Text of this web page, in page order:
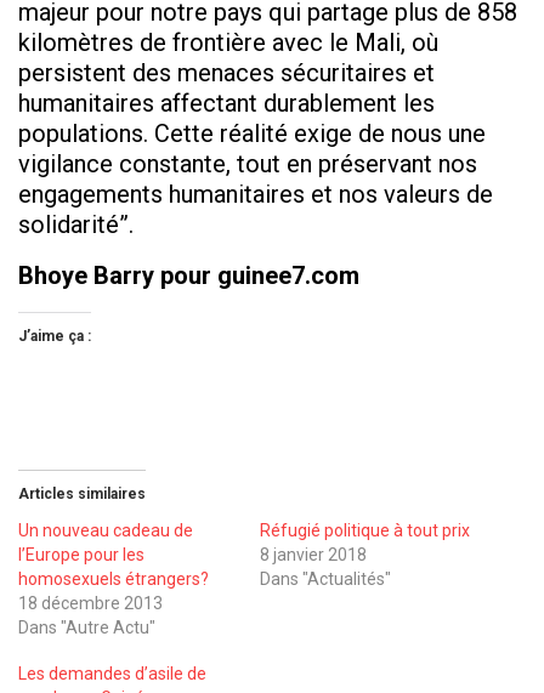
majeur pour notre pays qui partage plus de 858
kilomètres de frontière avec le Mali, où
persistent des menaces sécuritaires et
humanitaires affectant durablement les
populations. Cette réalité exige de nous une
vigilance constante, tout en préservant nos
engagements humanitaires et nos valeurs de
solidarité”.
Bhoye Barry pour guinee7.com
J’aime ça :
Articles similaires
Un nouveau cadeau de
l’Europe pour les
homosexuels étrangers?
18 décembre 2013
Dans "Autre Actu"
Réfugié politique à tout prix
8 janvier 2018
Dans "Actualités"
Les demandes d’asile de